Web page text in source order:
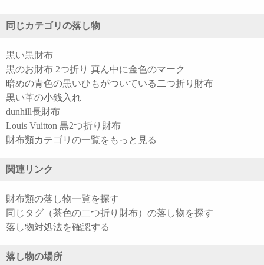
同じカテゴリの落し物
黒い黒財布
黒のお財布 2つ折り 真ん中に金色のマーク
暗めの青色の黒いひもがついている二つ折り財布
黒い革の小銭入れ
dunhill長財布
Louis Vuitton 黒2つ折り財布
財布類カテゴリの一覧をもっと見る
関連リンク
財布類の落し物一覧を探す
同じタグ（茶色の二つ折り財布）の落し物を探す
落し物対処法を確認する
落し物の場所